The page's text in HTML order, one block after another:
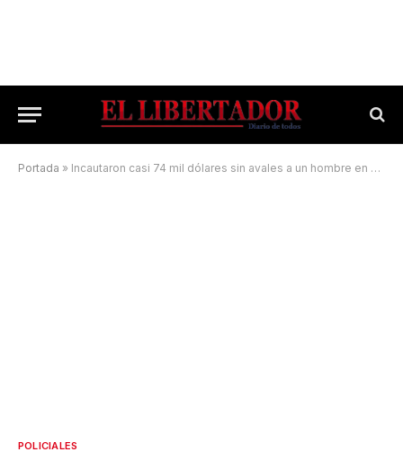
Portada » Incautaron casi 74 mil dólares sin avales a un hombre en Paso de los Libres
POLICIALES